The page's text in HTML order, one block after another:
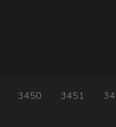
3450 3451